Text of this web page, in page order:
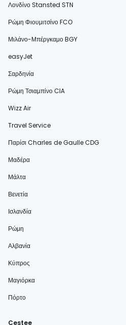
Λονδίνο Stansted STN
Ρώμη Φιουμιτσίνο FCO
Μιλάνο-Μπέργκαμο BGY
easyJet
Σαρδηνία
Ρώμη Τσιαμπίνο CIA
Wizz Air
Travel Service
Παρίσι Charles de Gaulle CDG
Μαδέρα
Μάλτα
Βενετία
Ισλανδία
Ρώμη
Αλβανία
Κύπρος
Μαγιόρκα
Πόρτο
Cestee